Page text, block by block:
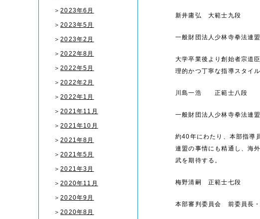
＞2023年6月
＞2023年5月
＞2023年2月
＞2022年8月
＞2022年5月
＞2022年2月
＞2022年1月
＞2021年11月
＞2021年10月
＞2021年8月
＞2021年5月
＞2021年3月
＞2020年11月
＞2020年9月
＞2020年8月
新井庸弘 大範士九段
一般財団法人少林寺拳法連
大学卒業後より創始者宗道
理的かつ丁寧な指導スタイ
川島一浩 正範士八段
一般財団法人少林寺拳法連
約40年にわたり、本部指導
連盟の事情にも精通し、海
武を期待する。
梅野清嗣 正範士七段
本部審判委員会 前委員長